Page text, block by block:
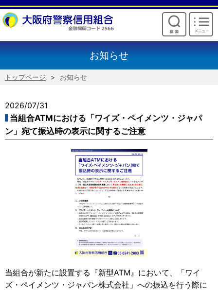
けいしんからのお願い
お知らせ
トップページ お知らせ
2026/07/31
当組合ATMにおける「ワイズ・ペイメンツ・ジャパ
ン」宛て振込時の表示に関するご注意
当組合が新たに設置する『新型ATM』において、「ワイ
ズ・ペイメンツ・ジャパン株式会社」への振込を行う際に